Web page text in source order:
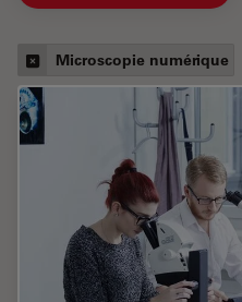
Microscopie numérique